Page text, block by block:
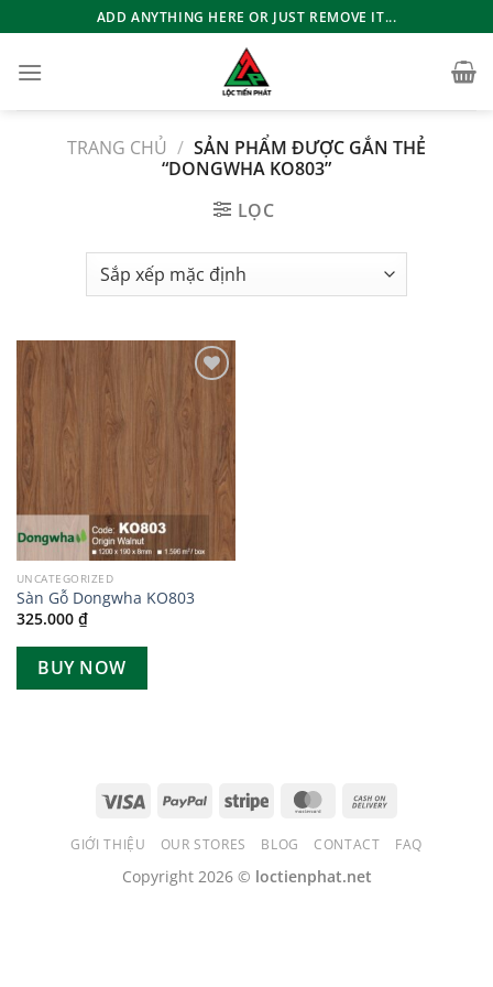
qua
nội
ADD ANYTHING HERE OR JUST REMOVE IT...
TRANG CHỦ / SẢN PHẨM ĐƯỢC GẮN THẺ
“DONGWHA KO803”
LỌC
Add to
wishlist
UNCATEGORIZED
Sàn Gỗ Dongwha KO803
325.000 ₫
BUY NOW
GIỚI THIỆU OUR STORES BLOG CONTACT FAQ
Copyright 2026 © loctienphat.net